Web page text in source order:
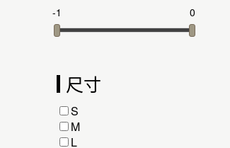
-1 0
尺寸
S
M
L